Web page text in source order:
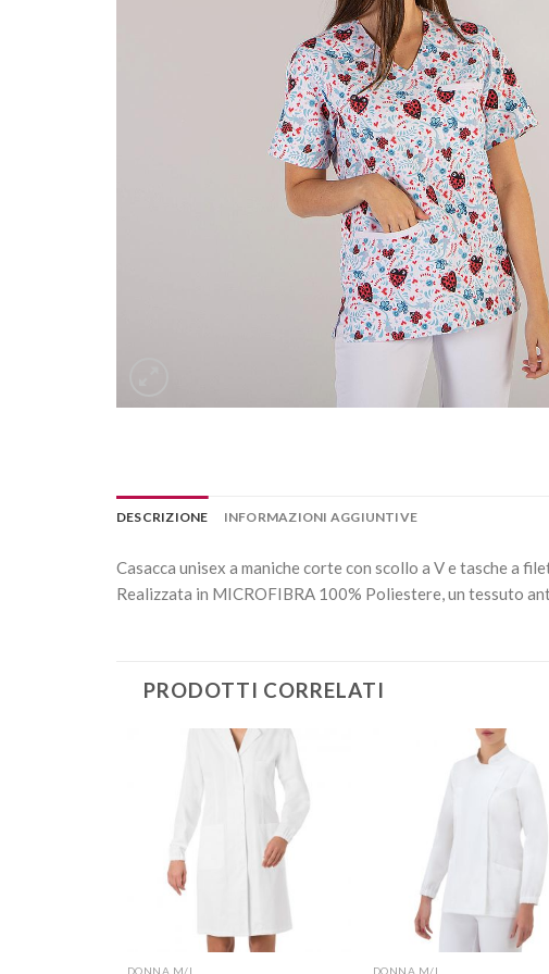
DESCRIZIONE INFORMAZIONI AGGIUNTIVE
Casacca unisex a maniche corte con scollo a V e tasche a
Realizzata in MICROFIBRA 100% Poliestere, un tessuto
PRODOTTI CORRELATI
Aggiungi
dei
desideri
DONNA M/L DONNA M/L